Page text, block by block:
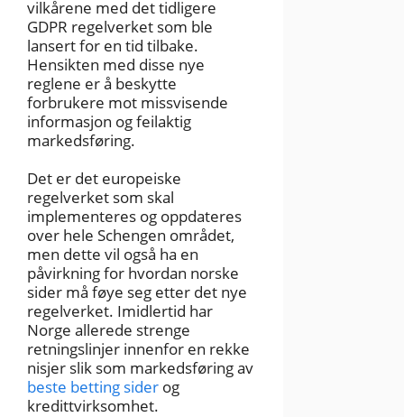
vilkårene med det tidligere
GDPR regelverket som ble
lansert for en tid tilbake.
Hensikten med disse nye
reglene er å beskytte
forbrukere mot missvisende
informasjon og feilaktig
markedsføring.
Det er det europeiske
regelverket som skal
implementeres og oppdateres
over hele Schengen området,
men dette vil også ha en
påvirkning for hvordan norske
sider må føye seg etter det nye
regelverket. Imidlertid har
Norge allerede strenge
retningslinjer innenfor en rekke
nisjer slik som markedsføring av
beste betting sider og
kredittvirksomhet.